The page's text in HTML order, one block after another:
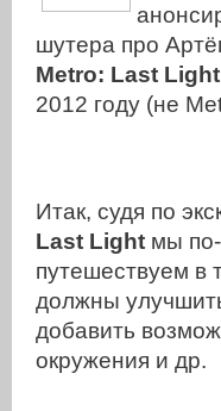
шутера про
Metro: Last Light
2012 году (не
Итак, судя по
Last Light мы
путешествуем в
должны
добавить
окружения и др.